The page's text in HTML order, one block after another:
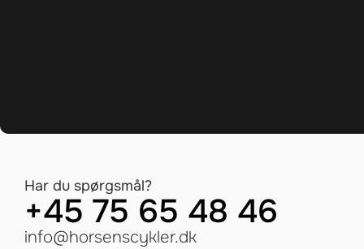
Har du spørgsmål?
+45 75 65 48 46
info@horsenscykler.dk